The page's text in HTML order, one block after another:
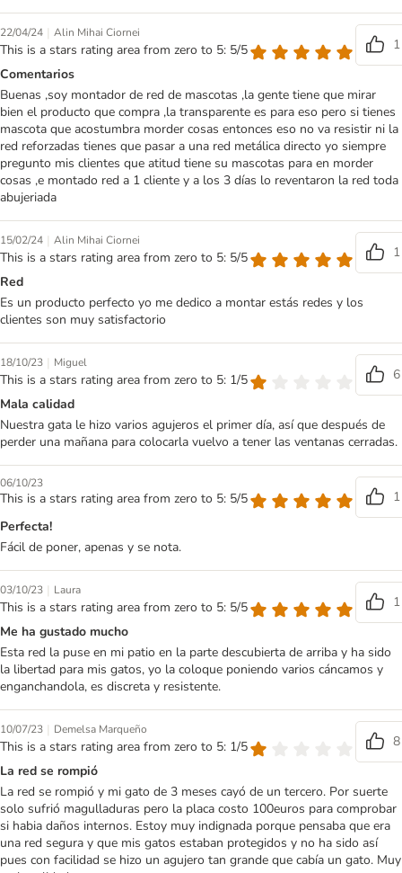
22/04/24 | Alin Mihai Ciornei
This is a stars rating area from zero to 5: 5/5
1
Comentarios
Buenas ,soy montador de red de mascotas ,la gente tiene que mirar
bien el producto que compra ,la transparente es para eso pero si tienes
mascota que acostumbra morder cosas entonces eso no va resistir ni la
red reforzadas tienes que pasar a una red metálica directo yo siempre
pregunto mis clientes que atitud tiene su mascotas para en morder
cosas ,e montado red a 1 cliente y a los 3 días lo reventaron la red toda
abujeriada
15/02/24 | Alin Mihai Ciornei
This is a stars rating area from zero to 5: 5/5
1
Red
Es un producto perfecto yo me dedico a montar estás redes y los
clientes son muy satisfactorio
18/10/23 | Miguel
This is a stars rating area from zero to 5: 1/5
6
Mala calidad
Nuestra gata le hizo varios agujeros el primer día, así que después de
perder una mañana para colocarla vuelvo a tener las ventanas cerradas.
06/10/23
This is a stars rating area from zero to 5: 5/5
1
Perfecta!
Fácil de poner, apenas y se nota.
03/10/23 | Laura
This is a stars rating area from zero to 5: 5/5
1
Me ha gustado mucho
Esta red la puse en mi patio en la parte descubierta de arriba y ha sido
la libertad para mis gatos, yo la coloque poniendo varios cáncamos y
enganchandola, es discreta y resistente.
10/07/23 | Demelsa Marqueño
This is a stars rating area from zero to 5: 1/5
8
La red se rompió
La red se rompió y mi gato de 3 meses cayó de un tercero. Por suerte
solo sufrió magulladuras pero la placa costo 100euros para comprobar
si habia daños internos. Estoy muy indignada porque pensaba que era
una red segura y que mis gatos estaban protegidos y no ha sido así
pues con facilidad se hizo un agujero tan grande que cabía un gato. Muy